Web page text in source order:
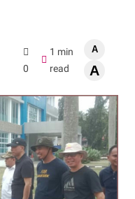
0
1 min
read
A
A